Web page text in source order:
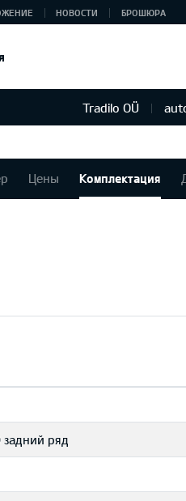
НОВОСТИ БРОШЮРА
Tradilo OÜ
Цены Комплектация
ряд